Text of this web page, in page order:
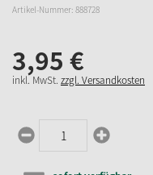
Artikel-Nummer: 888728
3,95 €
inkl. MwSt. zzgl. Versandkosten